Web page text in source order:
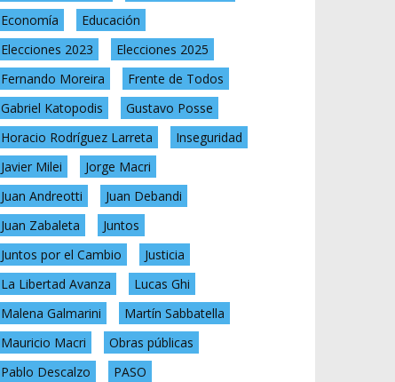
Economía
Educación
Elecciones 2023
Elecciones 2025
Fernando Moreira
Frente de Todos
Gabriel Katopodis
Gustavo Posse
Horacio Rodríguez Larreta
Inseguridad
Javier Milei
Jorge Macri
Juan Andreotti
Juan Debandi
Juan Zabaleta
Juntos
Juntos por el Cambio
Justicia
La Libertad Avanza
Lucas Ghi
Malena Galmarini
Martín Sabbatella
Mauricio Macri
Obras públicas
Pablo Descalzo
PASO